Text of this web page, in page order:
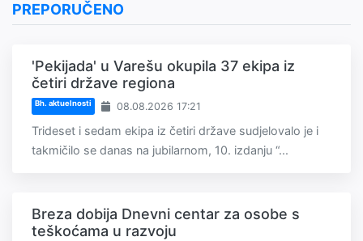
PREPORUČENO
'Pekijada' u Varešu okupila 37 ekipa iz
četiri države regiona
Bh. aktuelnosti 08.08.2026 17:21
Trideset i sedam ekipa iz četiri države sudjelovalo je i
takmičilo se danas na jubilarnom, 10. izdanju “...
Breza dobija Dnevni centar za osobe s
teškoćama u razvoju